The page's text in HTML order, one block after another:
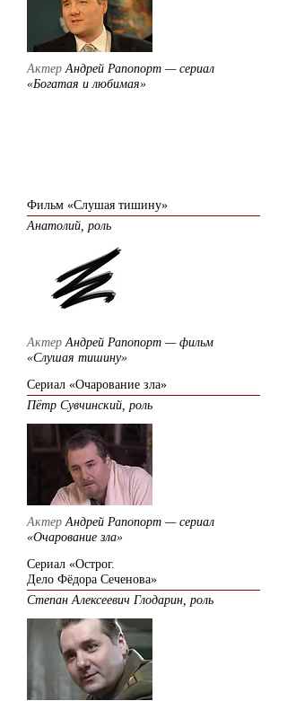
АктерАндрей Рапопорт — сериал
«Богатая и любимая»
Фильм «Слушая тишину»
Анатолий, роль
АктерАндрей Рапопорт — фильм
«Слушая тишину»
Сериал «Очарование зла»
Пётр Сувчинский, роль
АктерАндрей Рапопорт — сериал
«Очарование зла»
Сериал «Острог.
Дело Фёдора Сеченова»
Степан Алексеевич Глодарин, роль